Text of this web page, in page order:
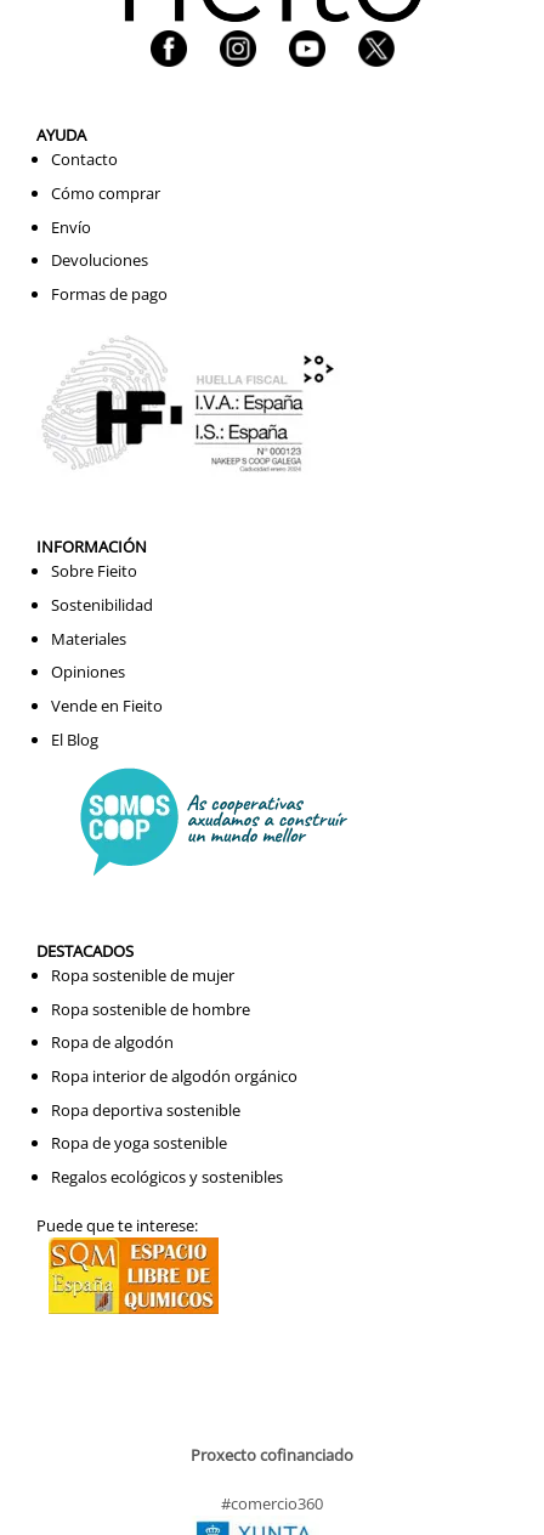
AYUDA
Contacto
Cómo comprar
Envío
Devoluciones
Formas de pago
INFORMACIÓN
Sobre Fieito
Sostenibilidad
Materiales
Opiniones
Vende en Fieito
El Blog
DESTACADOS
Ropa sostenible de mujer
Ropa sostenible de hombre
Ropa de algodón
Ropa interior de algodón orgánico
Ropa deportiva sostenible
Ropa de yoga sostenible
Regalos ecológicos y sostenibles
Puede que te interese:
Proxecto cofinanciado
#comercio360